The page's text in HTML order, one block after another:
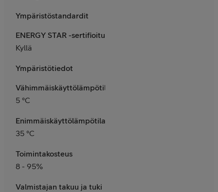
Ympäristöstandardit
ENERGY STAR -sertifioitu
Kyllä
Ympäristötiedot
Vähimmäiskäyttölämpötila
5 °C
Enimmäiskäyttölämpötila
35 °C
Toimintakosteus
8 - 95%
Valmistajan takuu ja tuki